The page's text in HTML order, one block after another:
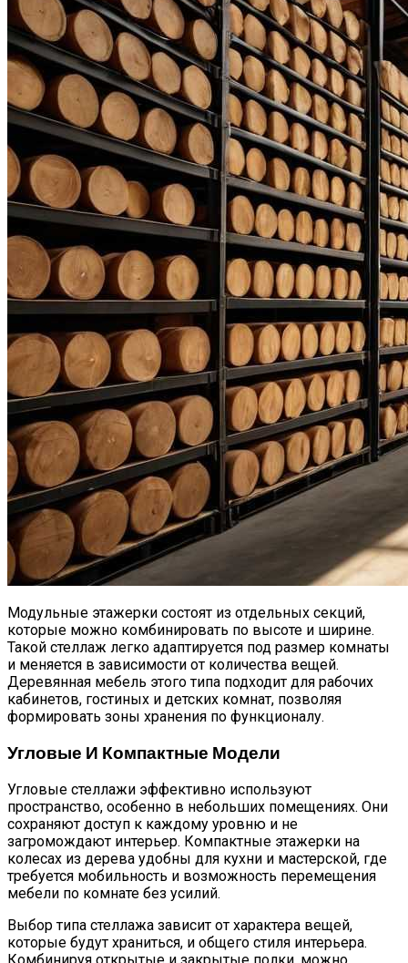
Модульные этажерки состоят из отдельных секций,
которые можно комбинировать по высоте и ширине.
Такой стеллаж легко адаптируется под размер комнаты
и меняется в зависимости от количества вещей.
Деревянная мебель этого типа подходит для рабочих
кабинетов, гостиных и детских комнат, позволяя
формировать зоны хранения по функционалу.
Угловые И Компактные Модели
Угловые стеллажи эффективно используют
пространство, особенно в небольших помещениях. Они
сохраняют доступ к каждому уровню и не
загромождают интерьер. Компактные этажерки на
колесах из дерева удобны для кухни и мастерской, где
требуется мобильность и возможность перемещения
мебели по комнате без усилий.
Выбор типа стеллажа зависит от характера вещей,
которые будут храниться, и общего стиля интерьера.